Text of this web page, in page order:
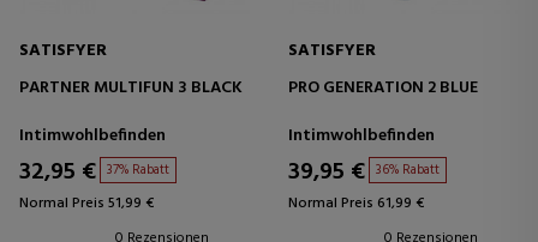
SATISFYER
PARTNER MULTIFUN 3 BLACK
Intimwohlbefinden
32,95 € 37% Rabatt
Normal Preis 51,99 €
SATISFYER
PRO GENERATION 2 BLUE
Intimwohlbefinden
39,95 € 36% Rabatt
Normal Preis 61,99 €